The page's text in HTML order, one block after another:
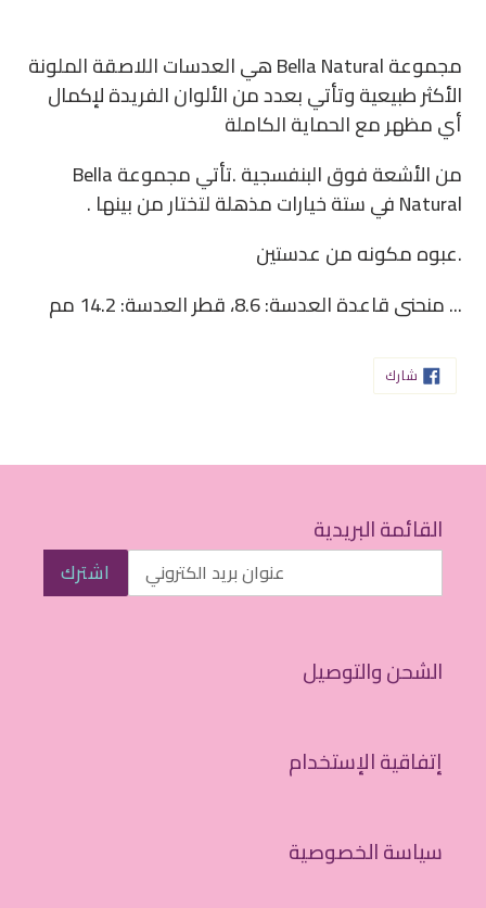
منتج
إلى
سلة
التسوق
الخاصة
بك
مجموعة Bella Natural هي العدسات اللاصقة الملونة
الأكثر طبيعية وتأتي بعدد من الألوان الفريدة لإكمال
أي مظهر مع الحماية الكاملة
من الأشعة فوق البنفسجية .تأتي مجموعة Bella
Natural في ستة خيارات مذهلة لتختار من بينها .
.عبوه مكونه من عدستين
... منحنى قاعدة العدسة: ‏8.6، قطر العدسة: ‏14.2 مم
شاركشارك
على
الفيسبوك
القائمة البريدية
اشترك
الشحن والتوصيل
إتفاقية الإستخدام
سياسة الخصوصية